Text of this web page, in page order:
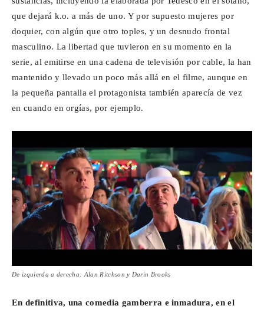
que dejará k.o. a más de uno. Y por supuesto mujeres por
doquier, con algún que otro toples, y un desnudo frontal
masculino. La libertad que tuvieron en su momento en la
serie, al emitirse en una cadena de televisión por cable, la han
mantenido y llevado un poco más allá en el filme, aunque en
la pequeña pantalla el protagonista también aparecía de vez
en cuando en orgías, por ejemplo.
De izquierda a derecha: Alan Ritchson y Darin Brooks
En definitiva, una comedia gamberra e inmadura, en el